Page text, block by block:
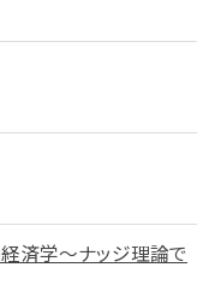
済学～ナッジ理論で